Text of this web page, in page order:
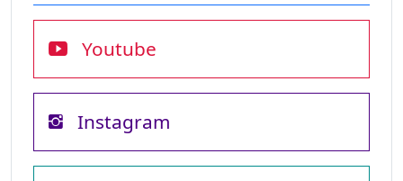
Youtube
Instagram